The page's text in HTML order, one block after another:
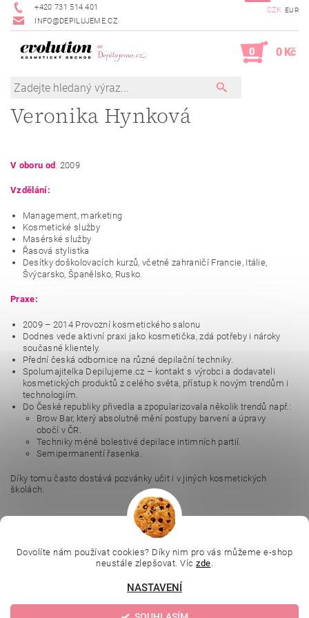
+420 731 514 401
INFO@DEPILUJEME.CZ
CZK EUR
0 0 Kč
Veronika Hynková
V oboru od : 2009
Vzdělání:
Management, marketing
Kosmetické služby
Masérské služby
Řasová stylistka
Desítky doškolovacích kurzů, včetně zahraničí Francie, Itálie,
Švýcarsko, Španělsko, Rusko.
Praxe:
2009 – 2014 Provozní kosmetického salonu
Dodnes vede aktivní praxi jako kosmetička, zdá potřeby i nároky
současné klientely.
Přední česká odbornice na různé depilační techniky.
Spolumajitelka Depilujeme.cz – kontakt s výrobci a dodavateli
kosmetických produktů z celého světa, přístup k novým trendům i
technologiím.
Do České republiky přivedla a zpopularizovala několik trendů např.:
Brow Bar, který absolutně mění postupy barvení a úpravy
obočí v ČR.
Techniky méně bolestivé depilace intimních partií.
Semipermanentí řasenka.
Díky tomu často dostává pozvánky učit i v jiných kosmetických
školách.
L.C.P. Paris |
Online kosmetické kurzy | Kozmetickyobchod.sk
Dovolíte nám používat cookies? Díky nim pro vás můžeme e-shop
neustále zlepšovat. Víc zde.
NASTAVENÍ